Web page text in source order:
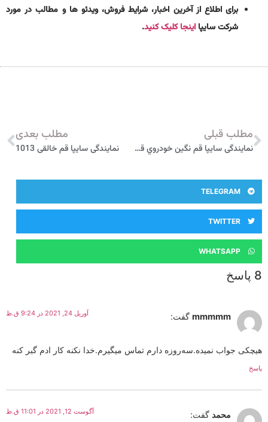
برای اطلاع از آخرین اخبار، شرایط فروش، ویدئو ها و مطالب در مورد
شرکت سایپااینجا کلیک کنید.
مطلب قبلی
نمایندگی سایپا قم نگين خودروي قم 121
مطلب بعدی
نمایندگی سایپا قم خالقی 1013
TELEGRAM
TWITTER
WHATSAPP
8 پاسخ
mmmmm گفت: آوریل 24, 2021 در 9:24 ق.ظ
هیچکی جواب نمیده.سه‌روزه دارم تماس میگیرم.خدا نکنه کار ادم گبر کنه
پاسخ
محمد گفت: آگوست 12, 2021 در 11:01 ق.ظ